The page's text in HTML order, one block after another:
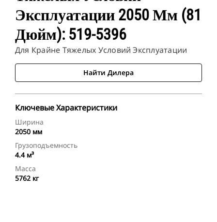
Эксплуатации 2050 Мм (81
Дюйм): 519-5396
Для Крайне Тяжелых Условий Эксплуатации
Найти Дилера
Ключевые Характеристики
Ширина
2050 мм
Грузоподъемность
4.4 м³
Масса
5762 кг